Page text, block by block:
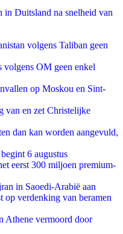
in Duitsland na snelheid van
volgens Taliban geen
volgens OM geen enkel
op Moskou en Sint-
van en zet Christelijke
dan kan worden aangevuld,
6 augustus
eerst 300 miljoen premium-
in Saoedi-Arabië aan
op verdenking van beramen
Athene vermoord door